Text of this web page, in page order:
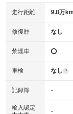
走行距離 9.8万km
修復歴 なし
禁煙車
車検 なし ?
記録簿 -
輸入認定
-